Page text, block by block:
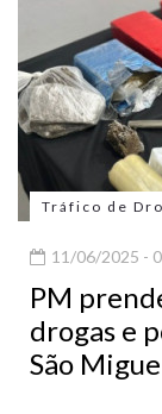
Tráfico de
11/06/2025 -
PM
drogas e
São